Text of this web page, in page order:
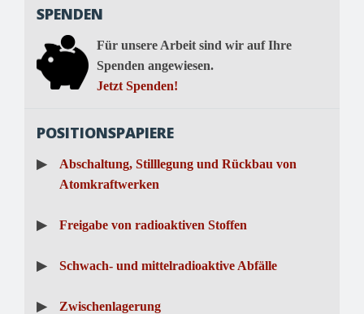
SPENDEN
Für unsere Arbeit sind wir auf Ihre
Spenden angewiesen.
Jetzt Spenden!
POSITIONSPAPIERE
▶
Abschaltung, Stilllegung und Rückbau von
Atomkraftwerken
▶ Freigabe von radioaktiven Stoffen
▶ Schwach- und mittelradioaktive Abfälle
▶ Zwischenlagerung